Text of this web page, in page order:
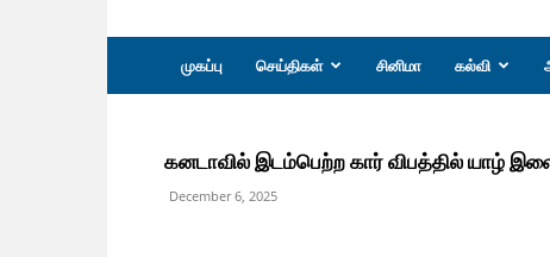
முகப்பு செய்திகள் சினிமா கல்வி
கனடாவில் இடம்பெற்ற கார் விபத்தில் யாழ்
December 6, 2025